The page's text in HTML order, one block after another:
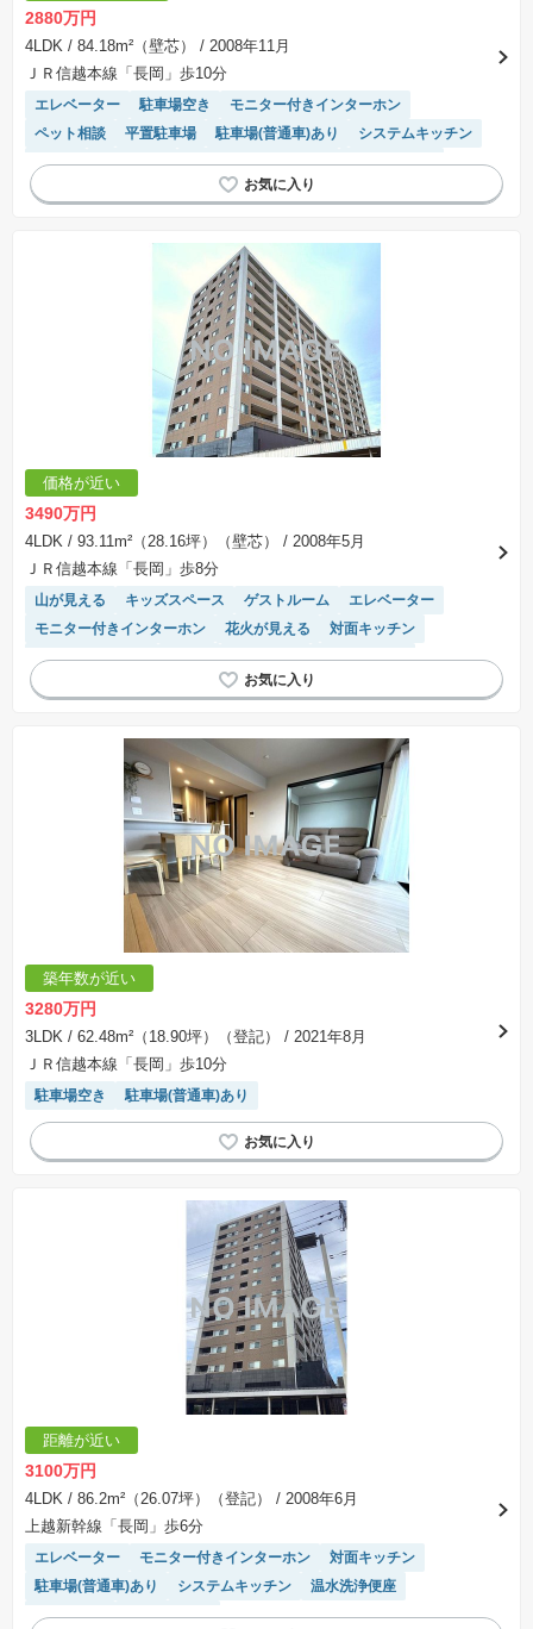
2880万円
4LDK / 84.18m²（壁芯）
/ 2008年11月
ＪＲ信越本線「長岡」歩10分
エレベーター 駐車場空き
モニター付きインターホン
ペット相談
平置駐車場 駐車場(普通車)あり
システムキッチン
床暖房
浴室乾燥機 駐輪場・バイク置き場
温水洗浄便座
陽当り良好
価格が近い
3490万円
4LDK / 93.11m²（28.16坪）（壁芯）
/ 2008年5月
ＪＲ信越本線「長岡」歩8分
山が見える キッズスペース ゲストルーム
エレベーター
モニター付きインターホン
花火が見える
対面キッチン
システムキッチン
床暖房 浴室乾燥機
温水洗浄便座
陽当り良好
築年数が近い
3280万円
3LDK / 62.48m²（18.90坪）（登記）
/ 2021年8月
ＪＲ信越本線「長岡」歩10分
駐車場空き 駐車場(普通車)あり
距離が近い
3100万円
4LDK / 86.2m²（26.07坪）（登記）
/ 2008年6月
上越新幹線「長岡」歩6分
エレベーター モニター付きインターホン
対面キッチン
駐車場(普通車)あり
システムキッチン
温水洗浄便座
陽当り良好
宅配ボックス